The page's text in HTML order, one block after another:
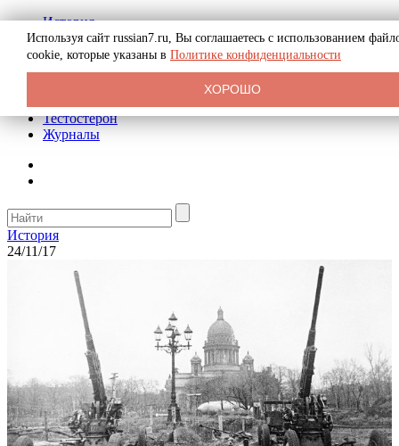
История
Биография
Криминал
Реклама на сайте
Тестостерон
Журналы
История
24/11/17
Используя сайт russian7.ru, Вы соглашаетесь с использованием
cookie, которые указаны в Политике конфиденциальности
ХОРОШО